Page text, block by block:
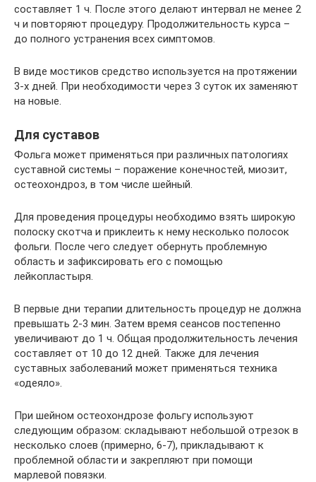
составляет 1 ч. После этого делают интервал не менее 2
ч и повторяют процедуру. Продолжительность курса –
до полного устранения всех симптомов.
В виде мостиков средство используется на протяжении
3-х дней. При необходимости через 3 суток их заменяют
на новые.
Для суставов
Фольга может применяться при различных патологиях
суставной системы – поражение конечностей, миозит,
остеохондроз, в том числе шейный.
Для проведения процедуры необходимо взять широкую
полоску скотча и приклеить к нему несколько полосок
фольги. После чего следует обернуть проблемную
область и зафиксировать его с помощью
лейкопластыря.
В первые дни терапии длительность процедур не должна
превышать 2-3 мин. Затем время сеансов постепенно
увеличивают до 1 ч. Общая продолжительность лечения
составляет от 10 до 12 дней. Также для лечения
суставных заболеваний может применяться техника
«одеяло».
При шейном остеохондрозе фольгу используют
следующим образом: складывают небольшой отрезок в
несколько слоев (примерно, 6-7), прикладывают к
проблемной области и закрепляют при помощи
марлевой повязки.